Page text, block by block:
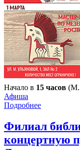
Начало в 15 часов (М.
Афиша
Подробнее
Филиал
концертную